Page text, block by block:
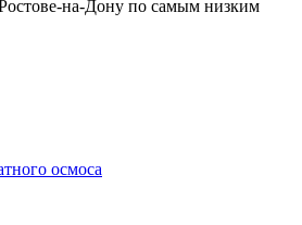
осмоса